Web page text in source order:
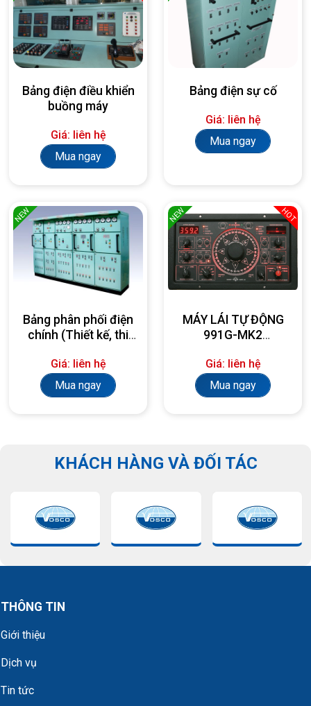
Bảng điện điều khiển
buồng máy
Giá: liên hệ
Mua ngay
Bảng điện sự cố
Giá: liên hệ
Mua ngay
NEW
Bảng phân phối điện
chính (Thiết kế, thi
yêu cầu)
Giá: liên hệ
Mua ngay
NEW HOT
MÁY LÁI TỰ ĐỘNG
991G-MK2
Giá: liên hệ
Mua ngay
KHÁCH HÀNG VÀ ĐỐI TÁC
THÔNG TIN
Giới thiệu
Dịch vụ
Tin tức